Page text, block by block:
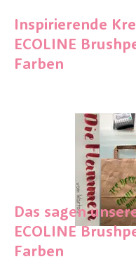
Inspirierende
ECOLINE
Farben
Das sagen
ECOLINE
Farben